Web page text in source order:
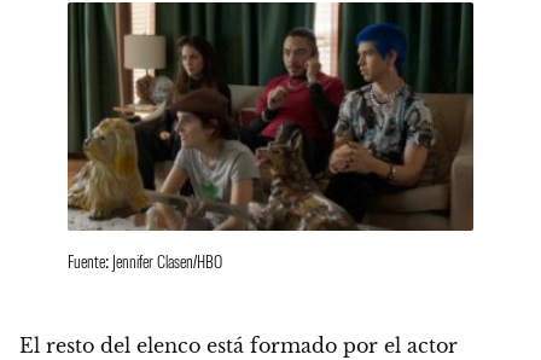
Fuente: Jennifer Clasen/HBO
El resto del elenco está formado por el actor